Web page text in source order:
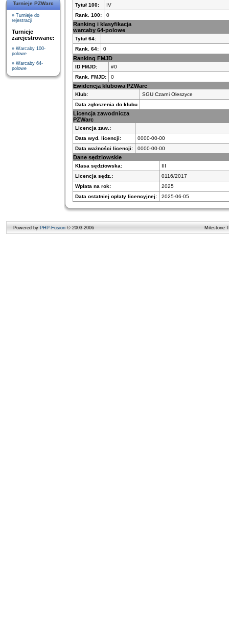
Turnieje PZWarc
» Turnieje do
rejestracji
Turnieje
zarejestrowane:
» Warcaby 100-
polowe
» Warcaby 64-
polowe
Tytuł 100:
IV
Rank. 100:
0
Ranking i klasyfikacja
warcaby 64-polowe
Tytuł 64:
Rank. 64:
0
Ranking FMJD
ID FMJD:
#0
Rank. FMJD:
0
Ewidencja klubowa PZWarc
Klub:
SGU Czarni Oleszyce
Data zgłoszenia do klubu
Licencja zawodnicza
PZWarc
Licencja zaw.:
Data wyd. licencji:
0000-00-00
Data ważności licencji:
0000-00-00
Dane sędziowskie
Klasa sędziowska:
III
Licencja sędz.:
0116/2017
Wpłata na rok:
2025
Data ostatniej opłaty licencyjnej:
2025-06-05
Powered by PHP-Fusion © 2003-2006 Milestone